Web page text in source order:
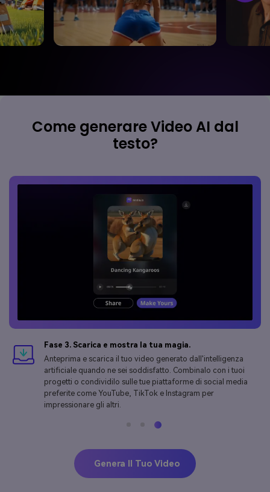
Come generare Video AI dal
testo?
Fase 3. Scarica e mostra la tua magia.
Anteprima e scarica il tuo video generato dall'intelligenza
artificiale quando ne sei soddisfatto. Combinalo con i tuoi
progetti o condividilo sulle tue piattaforme di social media
preferite come YouTube, TikTok e Instagram per
impressionare gli altri.
Genera Il Tuo Video